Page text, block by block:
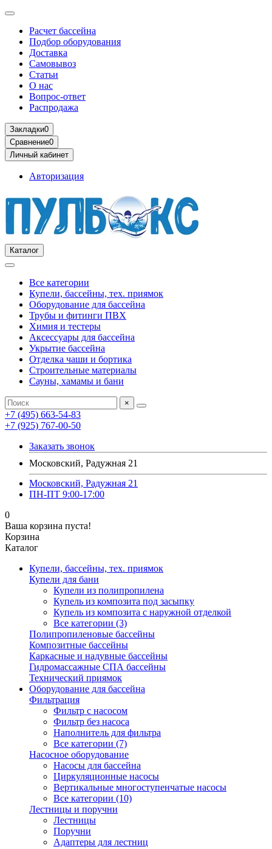
Расчет бассейна
Подбор оборудования
Доставка
Самовывоз
Статьи
О нас
Вопрос-ответ
Распродажа
Закладки0
Сравнение0
Личный кабинет
Авторизация
Каталог
Все категории
Купели, бассейны, тех. приямок
Оборудование для бассейна
Трубы и фитинги ПВХ
Химия и тестеры
Аксессуары для бассейна
Укрытие бассейна
Отделка чаши и бортика
Строительные материалы
Сауны, хамамы и бани
×
+7 (495) 663-54-83
+7 (925) 767-00-50
Заказать звонок
Московский, Радужная 21
Московский, Радужная 21
ПН-ПТ 9:00-17:00
0
Ваша корзина пуста!
Корзина
Каталог
Купели, бассейны, тех. приямок
Купели для бани
Купели из полипропилена
Купель из композита под засыпку
Купель из композита с наружной отделкой
Все категории (3)
Полипропиленовые бассейны
Композитные бассейны
Каркасные и надувные бассейны
Гидромассажные СПА бассейны
Технический приямок
Оборудование для бассейна
Фильтрация
Фильтр с насосом
Фильтр без насоса
Наполнитель для фильтра
Все категории (7)
Насосное оборудование
Насосы для бассейна
Циркуляционные насосы
Вертикальные многоступенчатые насосы
Все категории (10)
Лестницы и поручни
Лестницы
Поручни
Адаптеры для лестниц